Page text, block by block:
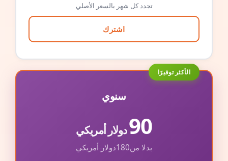
تجدد كل شهر بالسعر الأصلي
اشترك
الأكثر توفيرًا
سنوي
90دولار أمريكي
بدلا من180دولار أمريكي